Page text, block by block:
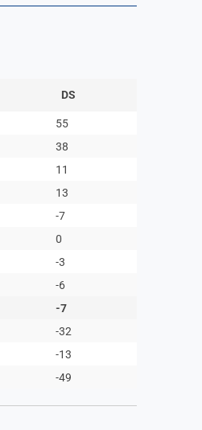
DS
55
38
11
13
-7
0
-3
-6
-7
-32
-13
-49